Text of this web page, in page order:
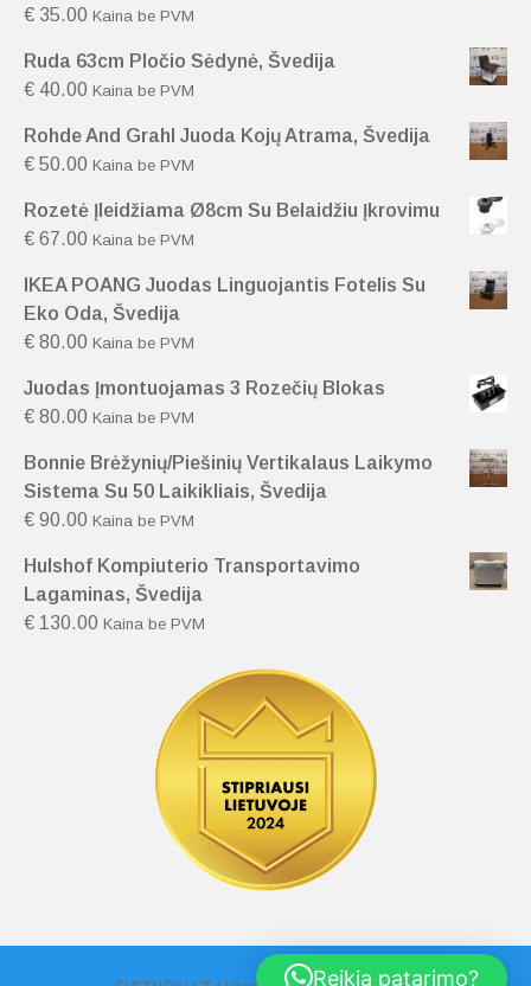
€ 35.00 Kaina be PVM
Ruda 63cm Pločio Sėdynė, Švedija
€ 40.00 Kaina be PVM
Rohde And Grahl Juoda Kojų Atrama, Švedija
€ 50.00 Kaina be PVM
Rozetė Įleidžiama Ø8cm Su Belaidžiu Įkrovimu
€ 67.00 Kaina be PVM
IKEA POANG Juodas Linguojantis Fotelis Su
Eko Oda, Švedija
€ 80.00 Kaina be PVM
Juodas Įmontuojamas 3 Rozečių Blokas
€ 80.00 Kaina be PVM
Bonnie Brėžynių/Piešinių Vertikalaus Laikymo
Sistema Su 50 Laikikliais, Švedija
€ 90.00 Kaina be PVM
Hulshof Kompiuterio Transportavimo
Lagaminas, Švedija
€ 130.00 Kaina be PVM
Reikia patarimo?